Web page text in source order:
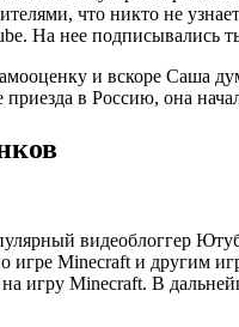
что никто не
На нее подписывались
и вскоре Саша
приезда в Россию, она
видеоблоггер
игре Minecraft и другим
игру Minecraft. В